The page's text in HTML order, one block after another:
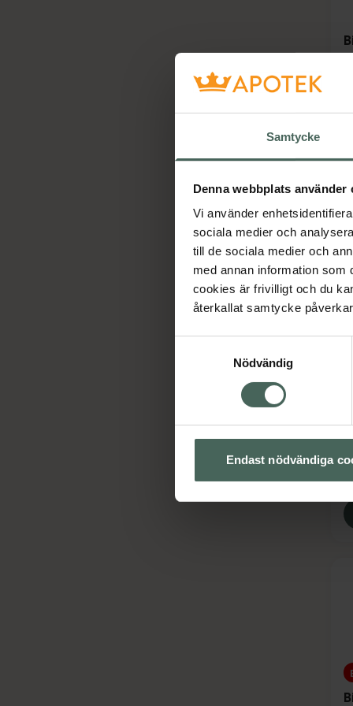
Samtycke
Denna webbplats använder
Vi använder
sociala medier och
till de sociala medier och
med annan information som
cookies är frivilligt och du
återkallat samtycke
Nödvändig
Endast nödvändiga